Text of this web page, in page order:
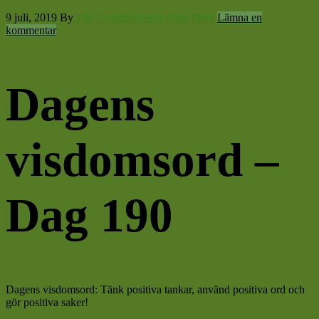
9 juli, 2019 By Din LivsstilsResurs Nina Plato Lämna en
kommentar
Dagens
visdomsord –
Dag 190
Dagens visdomsord: Tänk positiva tankar, använd positiva ord och
gör positiva saker!